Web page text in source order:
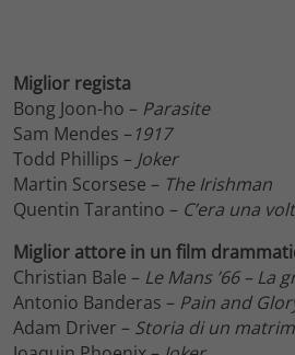
Miglior regista
Bong Joon-ho – Parasite
Sam Mendes –1917
Todd Phillips – Joker
Martin Scorsese – The Irishman
Quentin Tarantino – C’era una
Miglior attore in un film
Christian Bale – Le Mans ’66 – La
Antonio Banderas – Pain and
Adam Driver – Storia di un